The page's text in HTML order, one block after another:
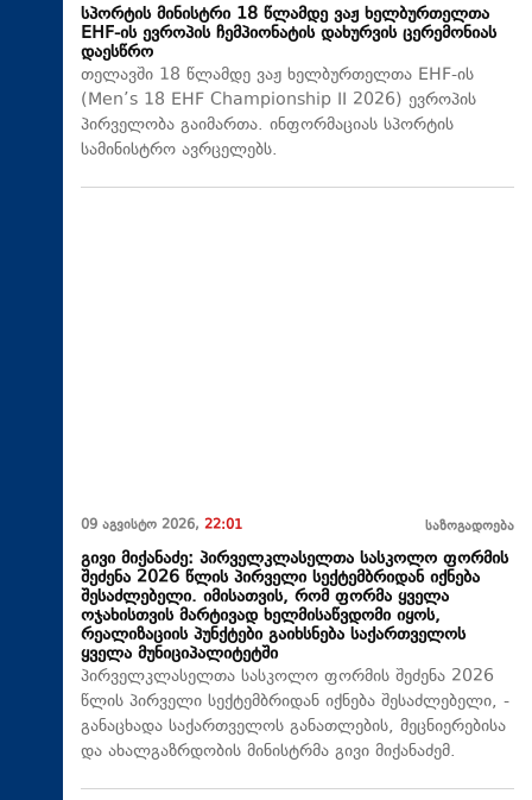
სპორტის მინისტრი 18 წლამდე ვაჟ ხელბურთელთა
EHF-ის ევროპის ჩემპიონატის დახურვის ცერემონიას
დაესწრო
თელავში 18 წლამდე ვაჟ ხელბურთელთა EHF-ის
(Men’s 18 EHF Championship II 2026) ევროპის
პირველობა გაიმართა. ინფორმაციას სპორტის
სამინისტრო ავრცელებს.
09 აგვისტო 2026, 22:01 საზოგადოება
გივი მიქანაძე: პირველკლასელთა სასკოლო ფორმის
შეძენა 2026 წლის პირველი სექტემბრიდან იქნება
შესაძლებელი. იმისათვის, რომ ფორმა ყველა
ოჯახისთვის მარტივად ხელმისაწვდომი იყოს,
რეალიზაციის პუნქტები გაიხსნება საქართველოს
ყველა მუნიციპალიტეტში
პირველკლასელთა სასკოლო ფორმის შეძენა 2026
წლის პირველი სექტემბრიდან იქნება შესაძლებელი, -
განაცხადა საქართველოს განათლების, მეცნიერებისა
და ახალგაზრდობის მინისტრმა გივი მიქანაძემ.